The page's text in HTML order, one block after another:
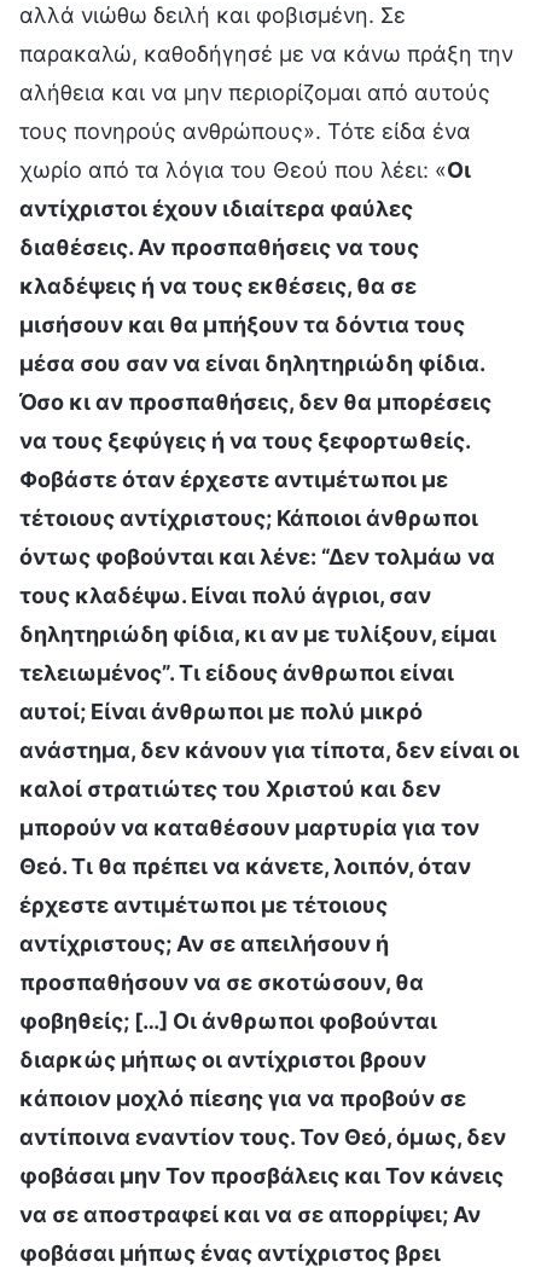
αλλά νιώθω δειλή και φοβισμένη. Σε
παρακαλώ, καθοδήγησέ με να κάνω πράξη την
αλήθεια και να μην περιορίζομαι από αυτούς
τους πονηρούς ανθρώπους». Τότε είδα ένα
χωρίο από τα λόγια του Θεού που λέει: «Οι
αντίχριστοι έχουν ιδιαίτερα φαύλες
διαθέσεις. Αν προσπαθήσεις να τους
κλαδέψεις ή να τους εκθέσεις, θα σε
μισήσουν και θα μπήξουν τα δόντια τους
μέσα σου σαν να είναι δηλητηριώδη φίδια.
Όσο κι αν προσπαθήσεις, δεν θα μπορέσεις
να τους ξεφύγεις ή να τους ξεφορτωθείς.
Φοβάστε όταν έρχεστε αντιμέτωποι με
τέτοιους αντίχριστους; Κάποιοι άνθρωποι
όντως φοβούνται και λένε: “Δεν τολμάω να
τους κλαδέψω. Είναι πολύ άγριοι, σαν
δηλητηριώδη φίδια, κι αν με τυλίξουν, είμαι
τελειωμένος”. Τι είδους άνθρωποι είναι
αυτοί; Είναι άνθρωποι με πολύ μικρό
ανάστημα, δεν κάνουν για τίποτα, δεν είναι οι
καλοί στρατιώτες του Χριστού και δεν
μπορούν να καταθέσουν μαρτυρία για τον
Θεό. Τι θα πρέπει να κάνετε, λοιπόν, όταν
έρχεστε αντιμέτωποι με τέτοιους
αντίχριστους; Αν σε απειλήσουν ή
προσπαθήσουν να σε σκοτώσουν, θα
φοβηθείς; […] Οι άνθρωποι φοβούνται
διαρκώς μήπως οι αντίχριστοι βρουν
κάποιον μοχλό πίεσης για να προβούν σε
αντίποινα εναντίον τους. Τον Θεό, όμως, δεν
φοβάσαι μην Τον προσβάλεις και Τον κάνεις
να σε αποστραφεί και να σε απορρίψει; Αν
φοβάσαι μήπως ένας αντίχριστος βρει